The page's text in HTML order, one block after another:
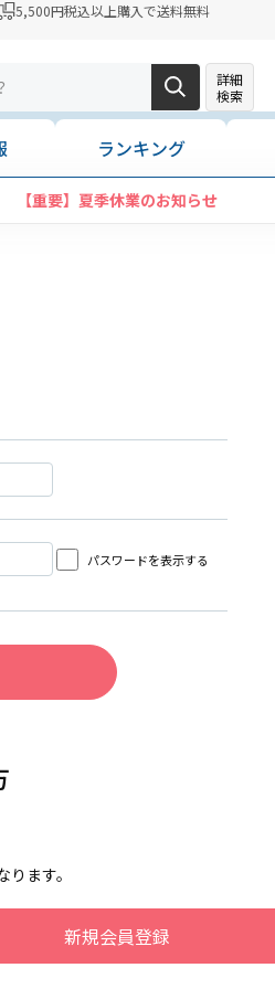
5,500円税込以上購入で送料無料
詳細
検索
ランキング
【重要】夏季休業のお知らせ
パスワードを表示する
ます。